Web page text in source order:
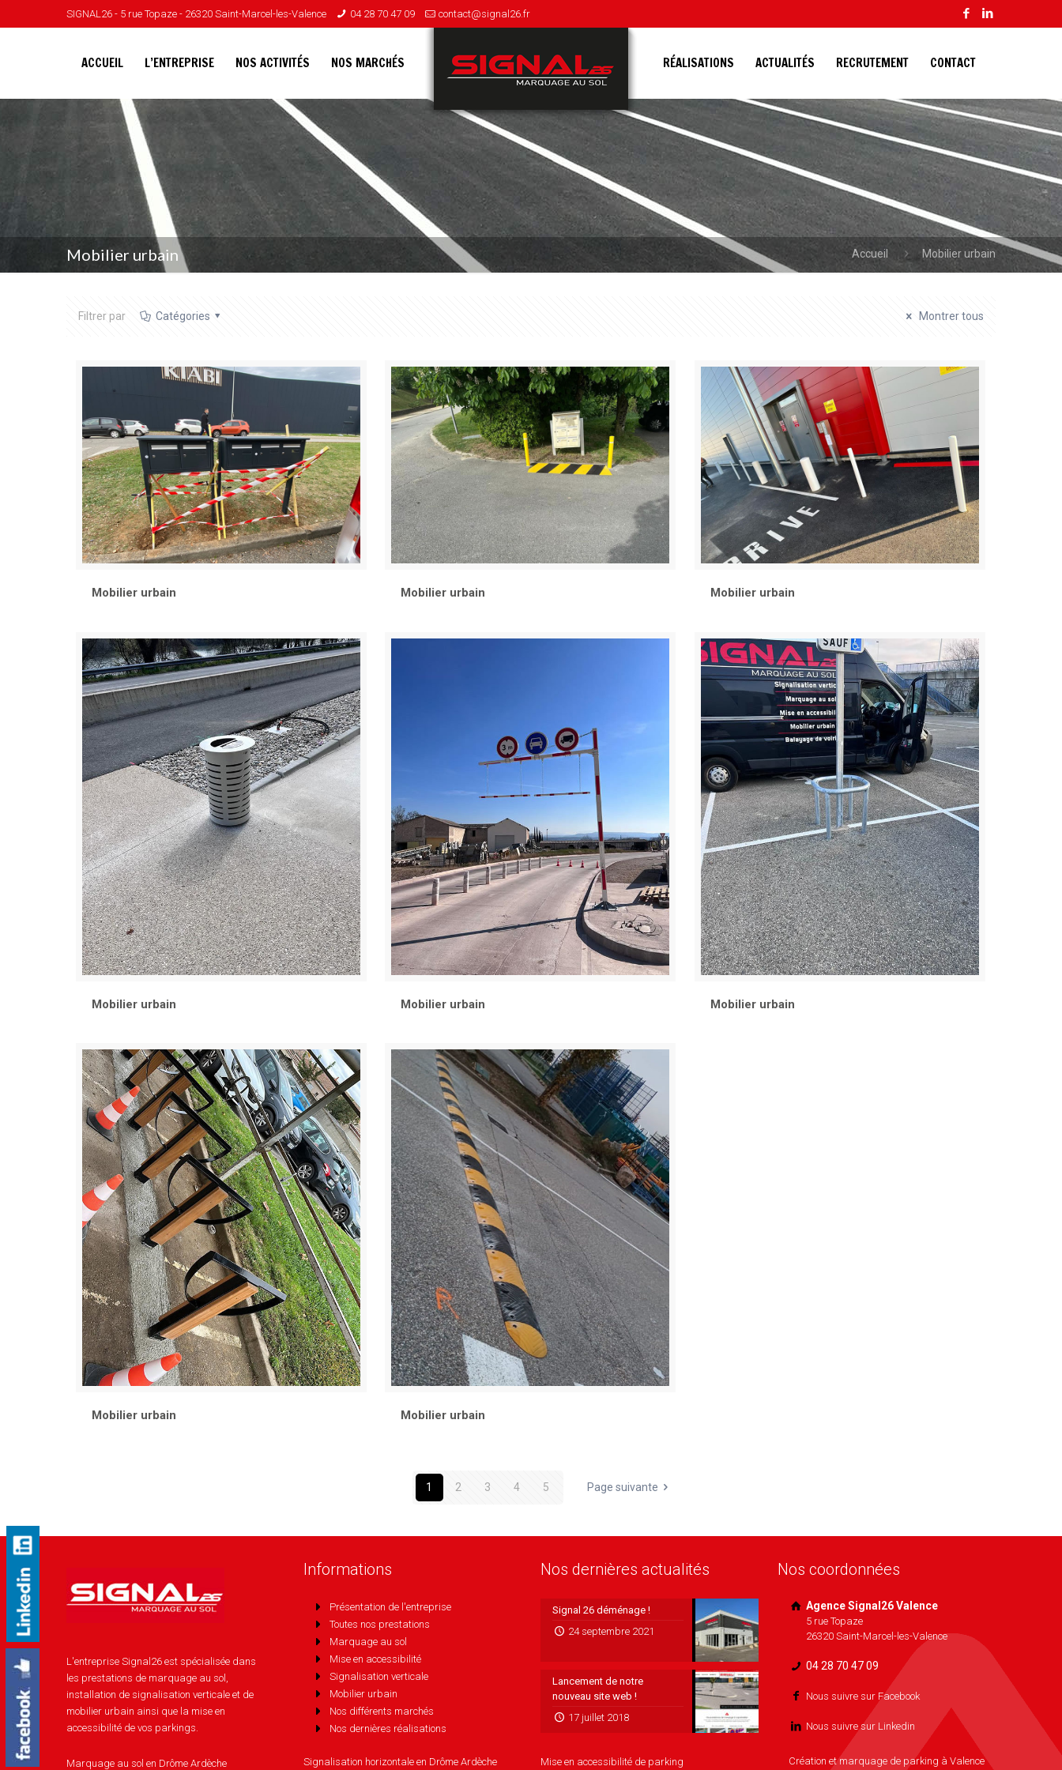
SIGNAL26 - 5 rue Topaze - 26320 Saint-Marcel-les-Valence 04 28 70 47 09 contact@signal26.fr
ACCUEIL L’ENTREPRISE NOS ACTIVITÉS NOS MARCHÉS RÉALISATIONS ACTUALITÉS RECRUTEMENT CONTACT
Mobilier urbain Accueil Mobilier urbain
Filtrer par Catégories Montrer tous
Mobilier urbain Mobilier urbain Mobilier urbain
Mobilier urbain Mobilier urbain Mobilier urbain
Mobilier urbain Mobilier urbain
1 2 3 4 5 Page suivante
L'entreprise Signal26 est spécialisée dans
les prestations de marquage au sol,
installation de signalisation verticale et de
mobilier urbain ainsi que la mise en
accessibilité de vos parkings.
Marquage au sol en Drôme Ardèche
Informations
Présentation de l'entreprise
Toutes nos prestations
Marquage au sol
Mise en accessibilité
Signalisation verticale
Mobilier urbain
Nos différents marchés
Nos dernières réalisations
Signalisation horizontale en Drôme Ardèche
Nos dernières actualités
Signal 26 déménage !
24 septembre 2021
Lancement de notre
nouveau site web !
17 juillet 2018
Mise en accessibilité de parking
Nos coordonnées
Agence Signal26 Valence
5 rue Topaze
26320 Saint-Marcel-les-Valence
04 28 70 47 09
Nous suivre sur Facebook
Nous suivre sur Linkedin
Création et marquage de parking à Valence